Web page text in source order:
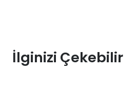
İlginizi Çekebilir